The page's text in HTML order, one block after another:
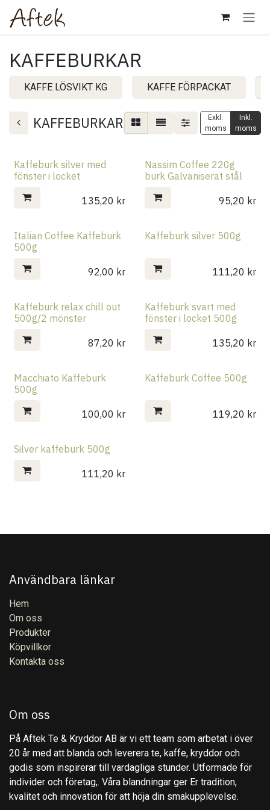
Hoppa till innehåll
KAFFEBURKAR
KAFFE LÖSVIKT KG KAFFE FÖRPACKAT
KAFFEBURKAR
Exkl.
moms
Inkl.
moms
Kaffeburk silver med
fönster i locket
135,20 kr
Nassim Coffee 220g
burk Galvaniserat stål
95,20 kr
Italian Coffee Kaffeburk
500g
92,00 kr
Kaffeburk silver 500g
111,20 kr
Kaffeburk relax chill out
500g/2 mönster
87,20 kr
Kaffeburk svart med
fönster i locket 500g
135,20 kr
Macchiato Kaffeburk
500g
100,00 kr
Kaffeburk Coffee 500g
119,20 kr
Silver kaffeburk 500g
111,20 kr
Användbara länkar
Hem
Om oss
Produkter
Köpvillkor
Kontakta oss
Om oss
På Aftek Te & Kryddor AB är vi ett team som arbetat i över
20 år med att blanda och leverera te, kaffe, kryddor och
godis som inspirerar till vardagliga stunder. Utformade för
individer och företag,. Våra blandningar ger Er tradition,
kvalitet och innovation för att höja din smakupplevelse.